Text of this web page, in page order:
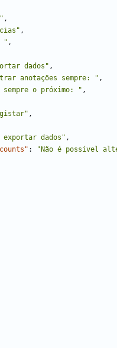
,
,
" ,
dados" ,
anotações sempre: " ,
sempre o próximo: " ,
,
dados" ,
:
"Não é possível